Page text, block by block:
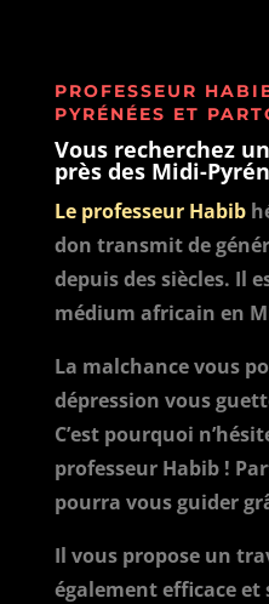
PROFESSEUR
PYRÉNÉES ET
Vous recherchez
près des Midi-
Le professeur Habib
don transmit de
depuis des siècles. Il
médium africain en
La malchance vous
dépression vous
C’est pourquoi
professeur Habib !
pourra vous guider
Il vous propose un
également efficace et